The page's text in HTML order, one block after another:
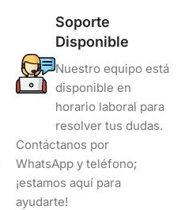
Soporte
Disponible
Nuestro equipo está
disponible en
horario laboral para
resolver tus dudas.
Contáctanos por
WhatsApp y teléfono;
¡estamos aquí para
ayudarte!